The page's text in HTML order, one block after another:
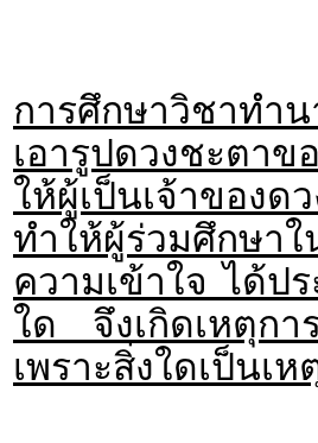
การศึกษาวิชาทำ
เอารูปดวงชะตา
ให้ผู้เป็นเจ้าของ
ทำให้ผู้ร่วมศึกษา
ความเข้าใจ ได้ป
ใด จึงเกิดเหตุกา
เพราะสิ่งใดเป็นเห